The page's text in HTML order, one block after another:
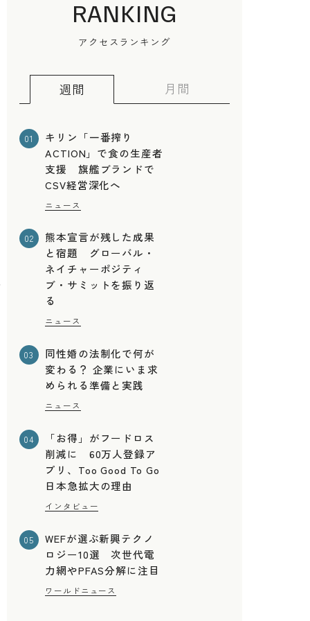
RANKING
アクセスランキング
週間 月間
01
キリン「一番搾り
ACTION」で食の生産者
支援 旗艦ブランドで
CSV経営深化へ
ニュース
02
熊本宣言が残した成果
と宿題 グローバル・
ネイチャーポジティ
ブ・サミットを振り返
る
ニュース
03
同性婚の法制化で何が
変わる？ 企業にいま求
められる準備と実践
ニュース
04
「お得」がフードロス
削減に 60万人登録ア
プリ、Too Good To Go
日本急拡大の理由
インタビュー
05
WEFが選ぶ新興テクノ
ロジー10選 次世代電
力網やPFAS分解に注目
ワールドニュース